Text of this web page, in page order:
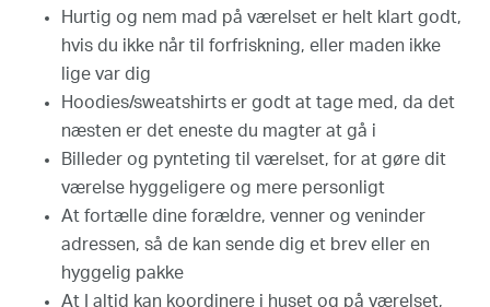
Hurtig og nem mad på værelset er helt klart godt,
hvis du ikke når til forfriskning, eller maden ikke
lige var dig
Hoodies/sweatshirts er godt at tage med, da det
næsten er det eneste du magter at gå i
Billeder og pynteting til værelset, for at gøre dit
værelse hyggeligere og mere personligt
At fortælle dine forældre, venner og veninder
adressen, så de kan sende dig et brev eller en
hyggelig pakke
At I altid kan koordinere i huset og på værelset,